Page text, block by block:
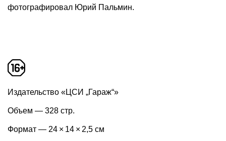
фотографировал Юрий Пальмин.
Издательство «ЦСИ „Гараж“»
Объем — 328 стр.
Формат — 24 × 14 × 2,5 см